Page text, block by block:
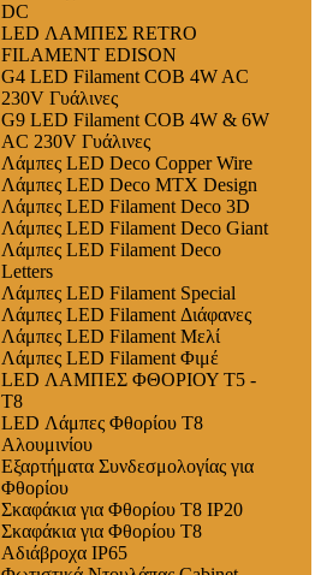
DC
LED ΛΑΜΠΕΣ RETRO
FILAMENT EDISON
G4 LED Filament COB 4W AC
230V Γυάλινες
G9 LED Filament COB 4W & 6W
AC 230V Γυάλινες
Λάμπες LED Deco Copper Wire
Λάμπες LED Deco MTX Design
Λάμπες LED Filament Deco 3D
Λάμπες LED Filament Deco Giant
Λάμπες LED Filament Deco
Letters
Λάμπες LED Filament Special
Λάμπες LED Filament Διάφανες
Λάμπες LED Filament Μελί
Λάμπες LED Filament Φιμέ
LED ΛΑΜΠΕΣ ΦΘΟΡΙΟΥ T5 -
T8
LED Λάμπες Φθορίου T8
Αλουμινίου
Εξαρτήματα Συνδεσμολογίας για
Φθορίου
Σκαφάκια για Φθορίου T8 IP20
Σκαφάκια για Φθορίου T8
Αδιάβροχα IP65